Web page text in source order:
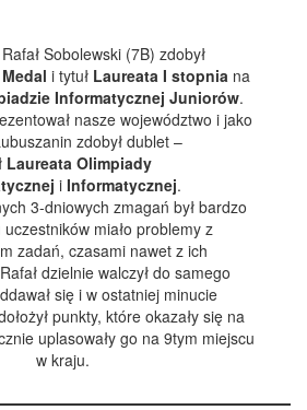
Sobolewski (7B) zdobył
i tytuł Laureata I stopnia na
Informatycznej Juniorów.
nasze województwo i jako
zdobył dublet –
Laureata Olimpiady
i Informatycznej.
3-dniowych zmagań był bardzo
miało problemy z
zadań, czasami nawet z ich
dzielnie walczył do samego
się i w ostatniej minucie
punkty, które okazały się na
uplasowały go na 9tym miejscu
w kraju.